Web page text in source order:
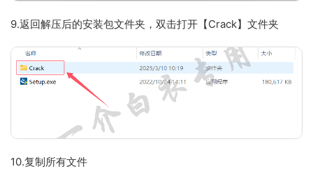
9.返回解压后的安装包文件夹，双击打开【Crack】文件夹
10.复制所有文件